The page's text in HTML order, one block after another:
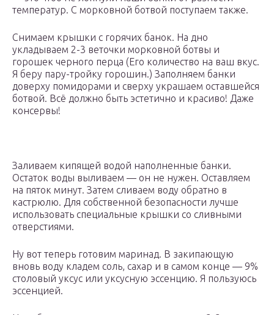
температур. С морковной ботвой поступаем также.
Снимаем крышки с горячих банок. На дно
укладываем 2-3 веточки морковной ботвы и
горошек черного перца (Его количество на ваш вкус.
Я беру пару-тройку горошин.) Заполняем банки
доверху помидорами и сверху украшаем оставшейся
ботвой. Всё должно быть эстетично и красиво! Даже
консервы!
Заливаем кипящей водой наполненные банки.
Остаток воды выливаем — он не нужен. Оставляем
на пяток минут. Затем сливаем воду обратно в
кастрюлю. Для собственной безопасности лучше
использовать специальные крышки со сливными
отверстиями.
Ну вот теперь готовим маринад. В закипающую
вновь воду кладем соль, сахар и в самом конце — 9%
столовый уксус или уксусную эссенцию. Я пользуюсь
эссенцией.